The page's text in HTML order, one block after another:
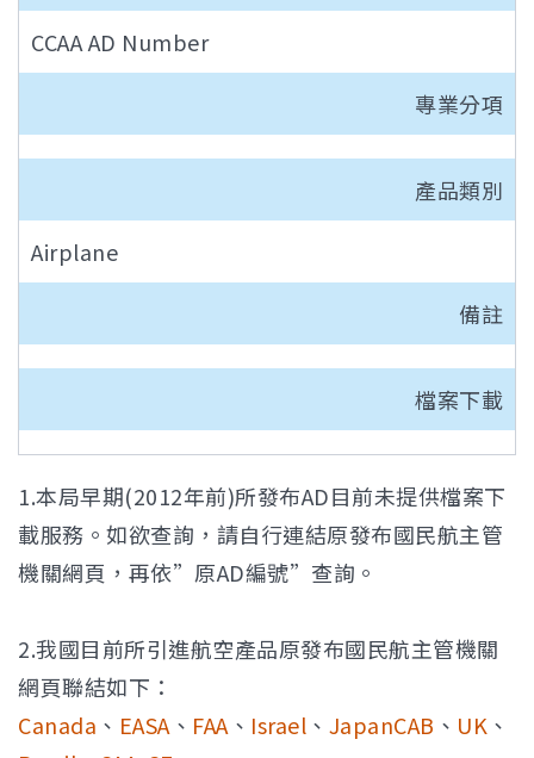
CCAA AD Number
專業分項
產品類別
Airplane
備註
檔案下載
1.本局早期(2012年前)所發布AD目前未提供檔案下
載服務。如欲查詢，請自行連結原發布國民航主管
機關網頁，再依”原AD編號”查詢。
2.我國目前所引進航空產品原發布國民航主管機關
網頁聯結如下：
Canada 、 EASA 、 FAA 、 Israel 、 JapanCAB 、 UK 、